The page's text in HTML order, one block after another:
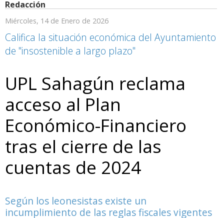
Redacción
Miércoles, 14 de Enero de 2026
Califica la situación económica del Ayuntamiento
de "insostenible a largo plazo"
UPL Sahagún reclama
acceso al Plan
Económico-Financiero
tras el cierre de las
cuentas de 2024
Según los leonesistas existe un
incumplimiento de las reglas fiscales vigentes